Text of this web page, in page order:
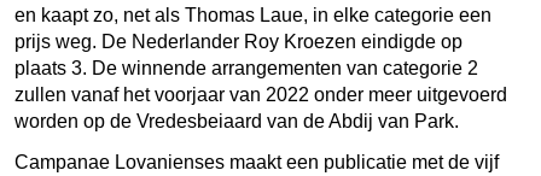
en kaapt zo, net als Thomas Laue, in elke categorie een
prijs weg. De Nederlander Roy Kroezen eindigde op
plaats 3. De winnende arrangementen van categorie 2
zullen vanaf het voorjaar van 2022 onder meer uitgevoerd
worden op de Vredesbeiaard van de Abdij van Park.
Campanae Lovanienses maakt een publicatie met de vijf